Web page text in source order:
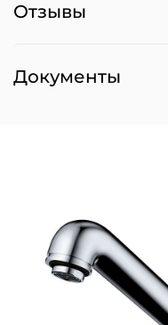
Отзывы
Документы